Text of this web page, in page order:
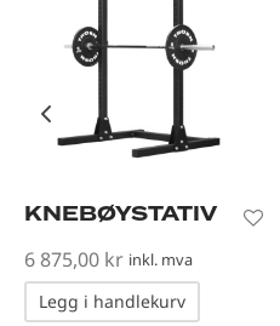
KNEBØYSTATIV
6 875,00 kr inkl. mva
Legg i handlekurv